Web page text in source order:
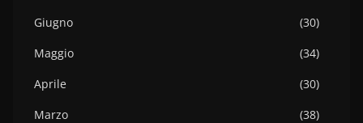
Giugno
(30)
Maggio
(34)
Aprile
(30)
Marzo
(38)